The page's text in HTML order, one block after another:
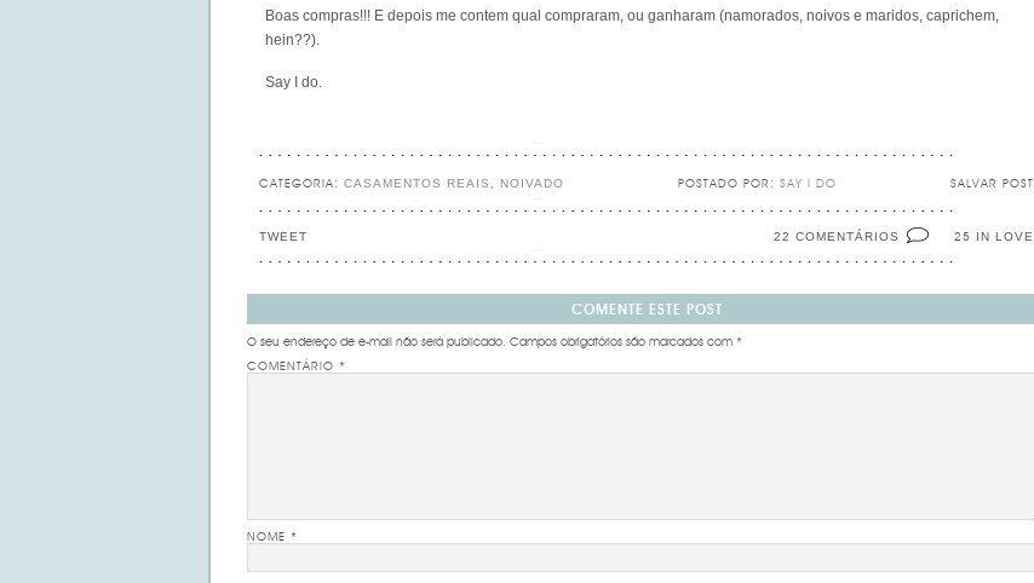
Boas compras!!! E depois me contem qual compraram, ou ganharam (namorados, noivos e maridos, caprichem,
hein??).
Say I do.
CATEGORIA: CASAMENTOS REAIS , NOIVADO SALVAR POST
POSTADO POR: SAY I DO
25 IN LOVE
22 COMENTÁRIOS
TWEET
COMENTE ESTE POST
O seu endereço de e-mail não será publicado. Campos obrigatórios são marcados com *
COMENTÁRIO *
NOME *